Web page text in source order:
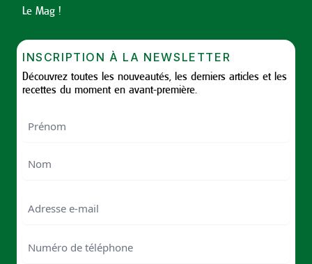
Le Mag !
INSCRIPTION À LA NEWSLETTER
Découvrez toutes les nouveautés, les derniers articles et les
recettes du moment en avant-première.
de